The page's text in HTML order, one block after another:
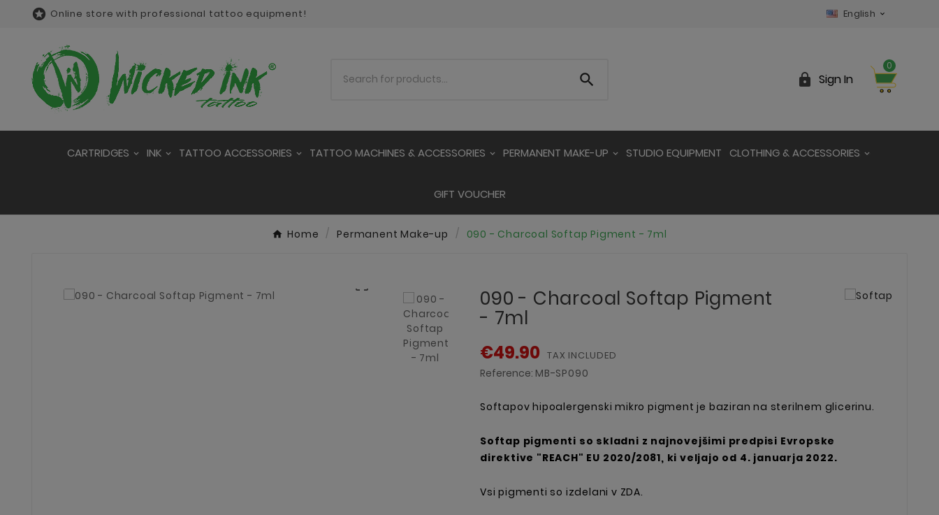
 Online store with professional tattoo equipment! English 
  Sign In
0
CARTRIDGES INK TATTOO ACCESSORIES TATTOO MACHINES & ACCESSORIES PERMANENT MAKE-UP STUDIO EQUIPMENT CLOTHING & ACCESSORIES
GIFT VOUCHER
Home Permanent Make-up 090 - Charcoal Softap Pigment - 7ml

090 - Charcoal Softap Pigment
- 7ml
€49.90 TAX INCLUDED
Reference: MB-SP090
Softapov hipoalergenski mikro pigment je baziran na sterilnem glicerinu.
Softap pigmenti so skladni z najnovejšimi predpisi Evropske
direktive "REACH" EU 2020/2081, ki veljajo od 4. januarja 2022.
Vsi pigmenti so izdelani v ZDA.